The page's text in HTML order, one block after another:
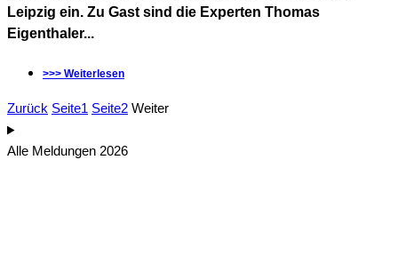
Leipzig ein. Zu Gast sind die Experten Thomas
Eigenthaler...
>>> Weiterlesen
Zurück Seite1 Seite2 Weiter
Alle Meldungen 2026